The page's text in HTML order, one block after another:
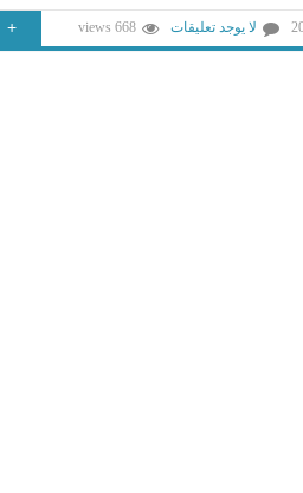
لا يوجد تعليقات 668 views
+